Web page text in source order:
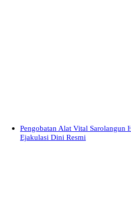
Pengobatan Alat Vital Sarolangun
Ejakulasi Dini Resmi